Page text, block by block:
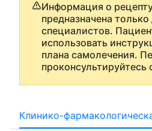
Информация о
предназначена только
специалистов.
использовать
плана самолечения.
проконсультируйтесь
Клинико-